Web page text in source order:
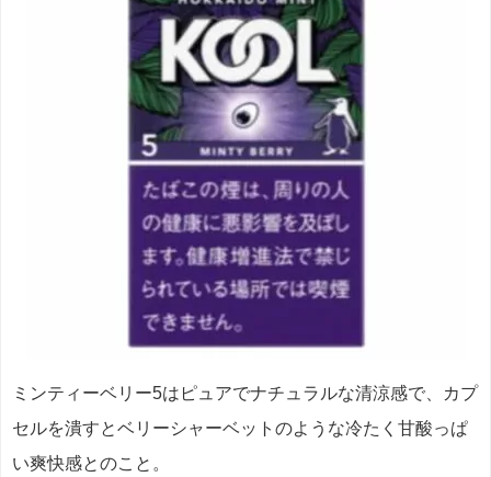
ミンティーベリー5はピュアでナチュラルな清涼感で、カプ
セルを潰すとベリーシャーベットのような冷たく甘酸っぱ
い爽快感とのこと。